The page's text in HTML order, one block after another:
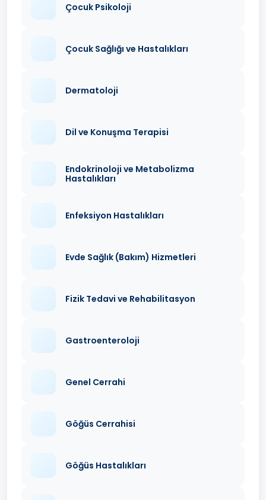
Çocuk Psikoloji
Çocuk Sağlığı ve Hastalıkları
Dermatoloji
Dil ve Konuşma Terapisi
Endokrinoloji ve Metabolizma
Hastalıkları
Enfeksiyon Hastalıkları
Evde Sağlık (Bakım) Hizmetleri
Fizik Tedavi ve Rehabilitasyon
Gastroenteroloji
Genel Cerrahi
Göğüs Cerrahisi
Göğüs Hastalıkları